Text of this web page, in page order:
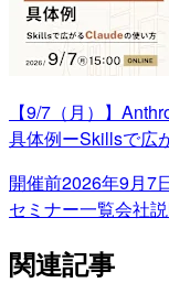
【9/7（月）】
具体例ーSkillsで広
開催前2026年9月7
セミナー一覧会社
関連記事